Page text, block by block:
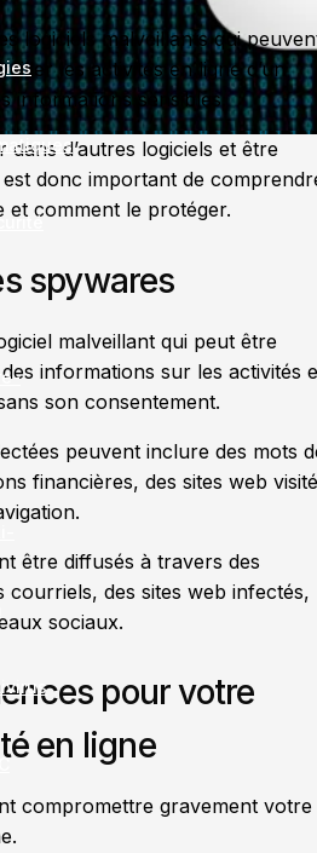
logiciels malveillants qui
les activités en ligne d’un
informations sensibles.
d’autres logiciels et être
donc important de
et comment le protéger.
spywares
malveillant qui peut être
informations sur les activités
son consentement.
peuvent inclure des mots
financières, des sites web
être diffusés à travers des
courriels, des sites web infectés,
sociaux.
pour votre
en ligne
compromettre gravement votre